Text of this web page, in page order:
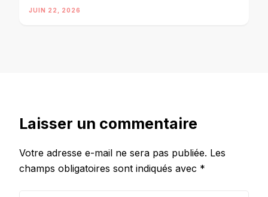
JUIN 22, 2026
Laisser un commentaire
Votre adresse e-mail ne sera pas publiée. Les
champs obligatoires sont indiqués avec *